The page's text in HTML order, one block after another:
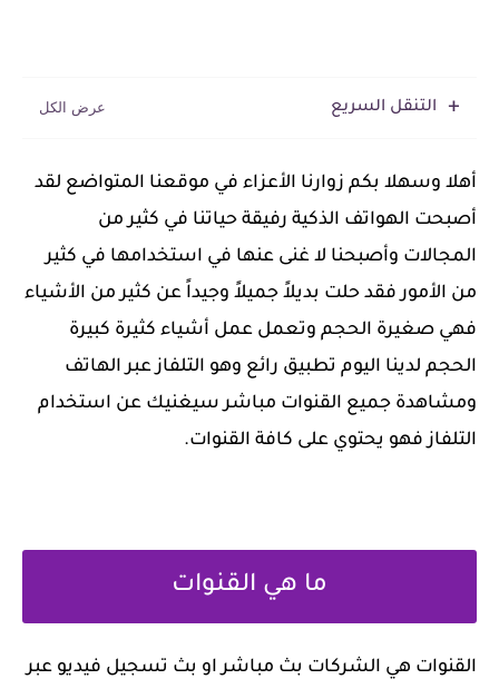
التنقل السريع
‏أهلا وسهلا بكم زوارنا الأعزاء في موقعنا المتواضع لقد
أصبحت الهواتف الذكية رفيقة حياتنا في كثير من
المجالات وأصبحنا لا غنى عنها في استخدامها في كثير
من الأمور فقد حلت بديلاً جميلاً وجيداً عن كثير من الأشياء
فهي صغيرة الحجم وتعمل عمل أشياء كثيرة كبيرة
الحجم لدينا اليوم تطبيق رائع وهو التلفاز عبر الهاتف
ومشاهدة جميع القنوات مباشر سيغنيك عن استخدام
التلفاز فهو يحتوي على كافة القنوات.
‏ما هي القنوات
‏القنوات هي الشركات بث مباشر او بث تسجيل فيديو عبر